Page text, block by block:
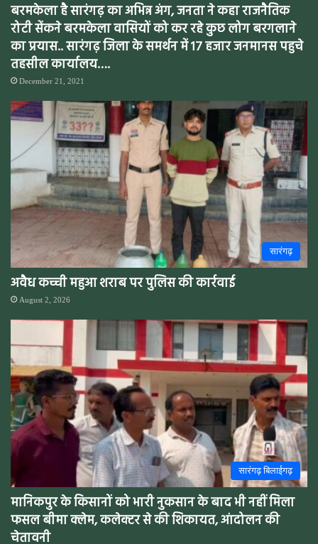
बरमकेला है सारंगढ़ का अभिन्न अंग, जनता ने कहा राजनैतिक
रोटी सेंकने बरमकेला वासियों को कर रहे कुछ लोग बरगलाने
का प्रयास.. सारंगढ़ जिला के समर्थन में 17 हजार जनमानस पहुचे
तहसील कार्यालय….
December 21, 2021
सारंगढ़
अवैध कच्ची महुआ शराब पर पुलिस की कार्रवाई
August 2, 2026
सारंगढ़ बिलाईगढ़
मानिकपुर के किसानों को भारी नुकसान के बाद भी नहीं मिला
फसल बीमा क्लेम, कलेक्टर से की शिकायत, आंदोलन की
चेतावनी